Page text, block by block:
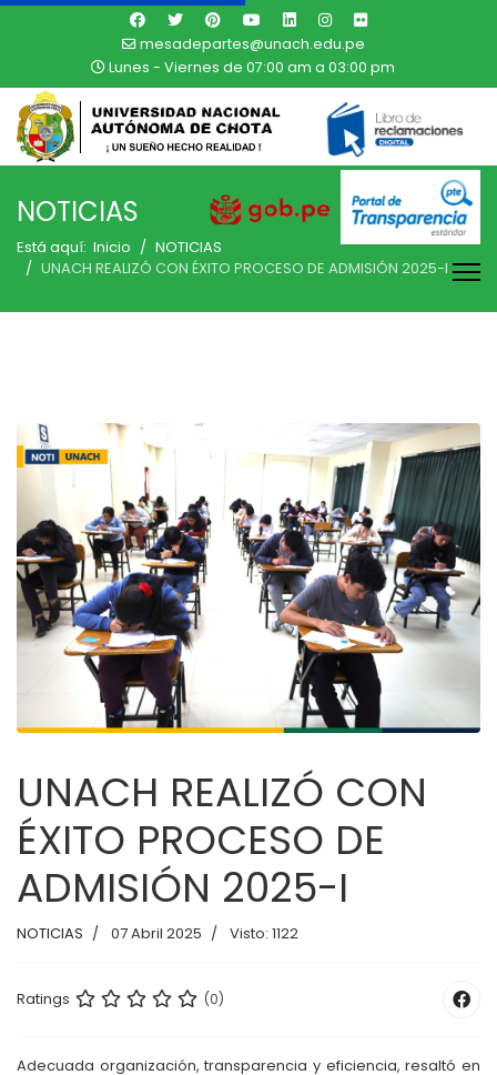
mesadepartes@unach.edu.pe
Lunes - Viernes de 07:00 am a 03:00 pm
NOTICIAS
Está aquí: Inicio
NOTICIAS
UNACH REALIZÓ CON ÉXITO PROCESO DE ADMISIÓN 2025-I
UNACH REALIZÓ CON
ÉXITO PROCESO DE
ADMISIÓN 2025-I
NOTICIAS 07 Abril 2025 Visto: 1122
Ratings (0)
Adecuada organización, transparencia y eficiencia, resaltó en